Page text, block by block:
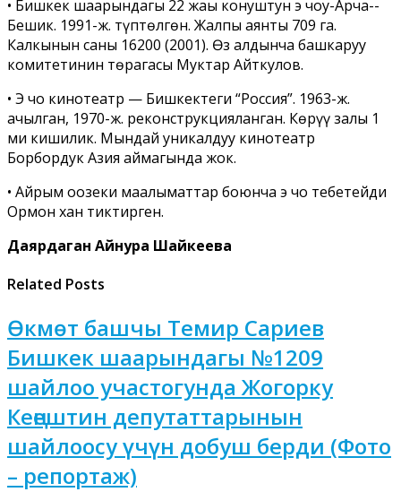
• Бишкек шаарындагы 22 жаңы конуштун эң чоңу-Арча-­
Бешик. 1991-­ж. түптөлгөн. Жалпы аянты 709 га.
Калкынын саны 16200 (2001). Өз алдынча башкаруу
комитетинин төрагасы Муктар Айткулов.
• Эң чоң кинотеатр — Бишкектеги “Россия”. 1963­-ж.
ачылган, 1970-ж. реконструкцияланган. Көрүү залы 1
миң кишилик. Мындай уникалдуу кинотеатр
Борбордук Азия аймагында жок.
• Айрым оозеки маалыматтар боюнча эң чоң тебетейди
Ормон хан тиктирген.
Даярдаган Айнура Шайкеева
Related Posts
Өкмөт башчы Темир Сариев
Бишкек шаарындагы №1209
шайлоо участогунда Жогорку
Кеңештин депутаттарынын
шайлоосу үчүн добуш берди (Фото
– репортаж)